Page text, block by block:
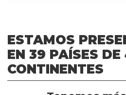
ESTAMOS
EN 39 PAÍSES DE
CONTINENTES